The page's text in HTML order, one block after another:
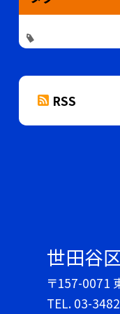
RSS
世田谷
〒157-0071
TEL. 03-